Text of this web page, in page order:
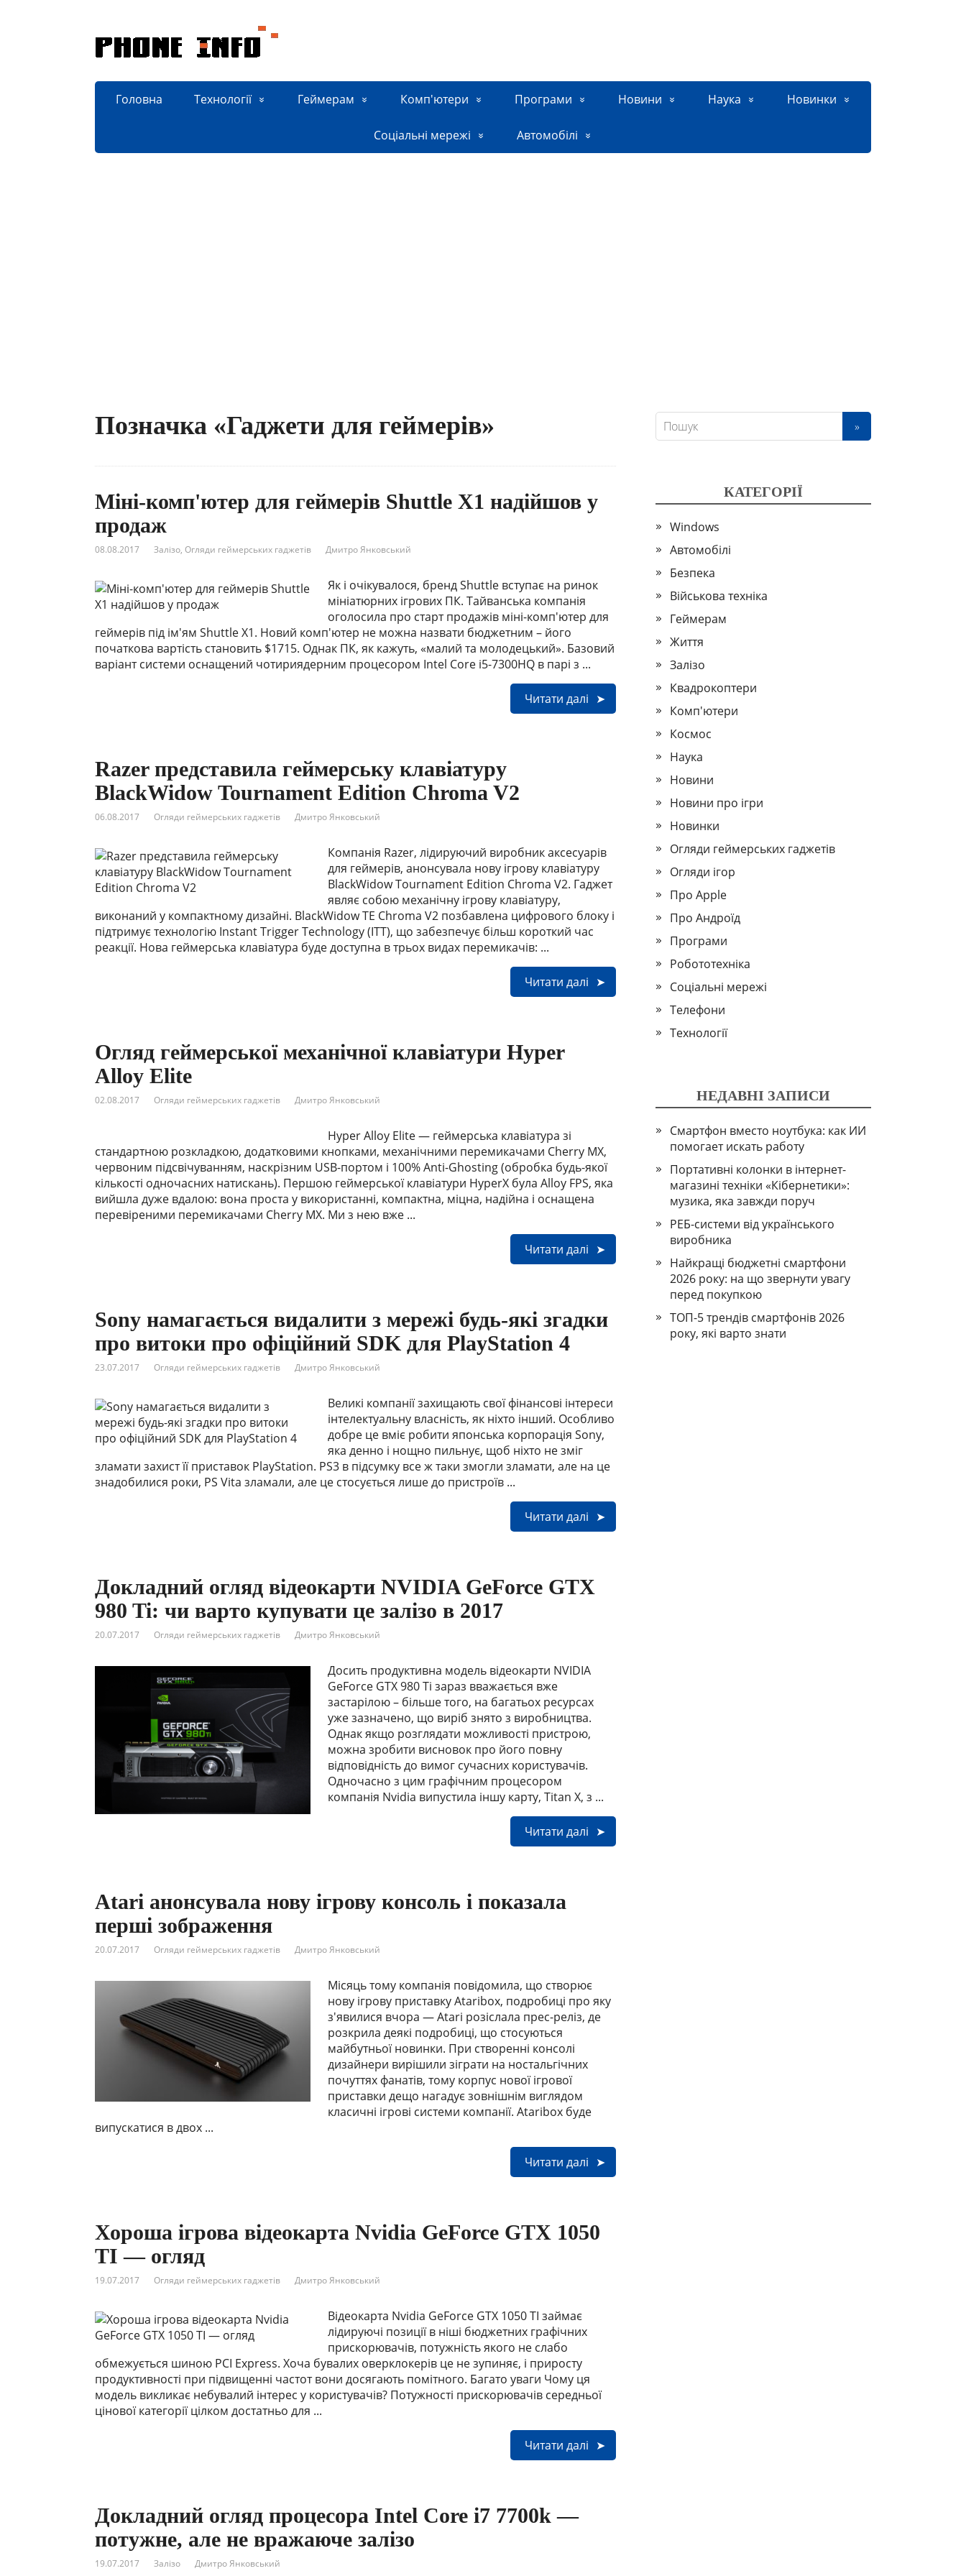
Головна Технології Геймерам Комп'ютери Програми Новини Наука Новинки
Соціальні мережі Автомобілі
Позначка «Гаджети для геймерів»
Міні-комп'ютер для геймерів Shuttle X1 надійшов у
продаж
08.08.2017 Залізо, Огляди геймерських гаджетів Дмитро Янковський
Як і очікувалося, бренд Shuttle вступає на ринок
мініатюрних ігрових ПК. Тайванська компанія
оголосила про старт продажів міні-комп'ютер для
геймерів під ім'ям Shuttle X1. Новий комп'ютер не можна назвати бюджетним – його
початкова вартість становить $1715. Однак ПК, як кажуть, «малий та молодецький». Базовий
варіант системи оснащений чотириядерним процесором Intel Core i5-7300HQ в парі з ...
Читати далі
Razer представила геймерську клавіатуру
BlackWidow Tournament Edition Chroma V2
06.08.2017 Огляди геймерських гаджетів Дмитро Янковський
Компанія Razer, лідируючий виробник аксесуарів
для геймерів, анонсувала нову ігрову клавіатуру
BlackWidow Tournament Edition Chroma V2. Гаджет
являє собою механічну ігрову клавіатуру,
виконаний у компактному дизайні. BlackWidow TE Chroma V2 позбавлена цифрового блоку і
підтримує технологію Instant Trigger Technology (ІТТ), що забезпечує більш короткий час
реакції. Нова геймерська клавіатура буде доступна в трьох видах перемикачів: ...
Читати далі
Огляд геймерської механічної клавіатури Hyper
Alloy Elite
02.08.2017 Огляди геймерських гаджетів Дмитро Янковський
Hyper Alloy Elite — геймерська клавіатура зі
стандартною розкладкою, додатковими кнопками, механічними перемикачами Cherry MX,
червоним підсвічуванням, наскрізним USB-портом і 100% Anti-Ghosting (обробка будь-якої
кількості одночасних натискань). Першою геймерської клавіатури HyperX була Alloy FPS, яка
вийшла дуже вдалою: вона проста у використанні, компактна, міцна, надійна і оснащена
перевіреними перемикачами Cherry MX. Ми з нею вже ...
Читати далі
Sony намагається видалити з мережі будь-які згадки
про витоки про офіційний SDK для PlayStation 4
23.07.2017 Огляди геймерських гаджетів Дмитро Янковський
Великі компанії захищають свої фінансові інтереси
інтелектуальну власність, як ніхто інший. Особливо
добре це вміє робити японська корпорація Sony,
яка денно і нощно пильнує, щоб ніхто не зміг
зламати захист її приставок PlayStation. PS3 в підсумку все ж таки змогли зламати, але на це
знадобилися роки, PS Vita зламали, але це стосується лише до пристроїв ...
Читати далі
Докладний огляд відеокарти NVIDIA GeForce GTX
980 Ti: чи варто купувати це залізо в 2017
20.07.2017 Огляди геймерських гаджетів Дмитро Янковський
Досить продуктивна модель відеокарти NVIDIA
GeForce GTX 980 Ti зараз вважається вже
застарілою – більше того, на багатьох ресурсах
уже зазначено, що виріб знято з виробництва.
Однак якщо розглядати можливості пристрою,
можна зробити висновок про його повну
відповідність до вимог сучасних користувачів.
Одночасно з цим графічним процесором
компанія Nvidia випустила іншу карту, Titan X, з ...
Читати далі
Atari анонсувала нову ігрову консоль і показала
перші зображення
20.07.2017 Огляди геймерських гаджетів Дмитро Янковський
Місяць тому компанія повідомила, що створює
нову ігрову приставку Ataribox, подробиці про яку
з'явилися вчора — Atari розіслала прес-реліз, де
розкрила деякі подробиці, що стосуються
майбутньої новинки. При створенні консолі
дизайнери вирішили зіграти на ностальгічних
почуттях фанатів, тому корпус нової ігрової
приставки дещо нагадує зовнішнім виглядом
класичні ігрові системи компанії. Ataribox буде
випускатися в двох ...
Читати далі
Хороша ігрова відеокарта Nvidia GeForce GTX 1050
TI — огляд
19.07.2017 Огляди геймерських гаджетів Дмитро Янковський
Відеокарта Nvidia GeForce GTX 1050 TI займає
лідируючі позиції в ніші бюджетних графічних
прискорювачів, потужність якого не слабо
обмежується шиною PCI Express. Хоча бувалих оверклокерів це не зупиняє, і приросту
продуктивності при підвищенні частот вони досягають помітного. Багато уваги Чому ця
модель викликає небувалий інтерес у користувачів? Потужності прискорювачів середньої
цінової категорії цілком достатньо для ...
Читати далі
Докладний огляд процесора Intel Core i7 7700k —
потужне, але не вражаюче залізо
19.07.2017 Залізо Дмитро Янковський
КАТЕГОРІЇ
Windows
Автомобілі
Безпека
Військова техніка
Геймерам
Життя
Залізо
Квадрокоптери
Комп'ютери
Космос
Наука
Новини
Новини про ігри
Новинки
Огляди геймерських гаджетів
Огляди ігор
Про Apple
Про Андроїд
Програми
Робототехніка
Соціальні мережі
Телефони
Технології
НЕДАВНІ ЗАПИСИ
Смартфон вместо ноутбука: как ИИ
помогает искать работу
Портативні колонки в інтернет-
магазині техніки «Кібернетики»:
музика, яка завжди поруч
РЕБ-системи від українського
виробника
Найкращі бюджетні смартфони
2026 року: на що звернути увагу
перед покупкою
ТОП-5 трендів смартфонів 2026
року, які варто знати